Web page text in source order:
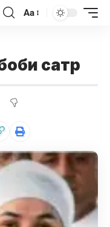
Aa
сатр